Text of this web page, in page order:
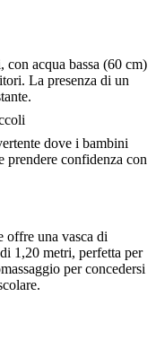
acqua bassa (60 cm)
La presenza di un
dove i bambini
prendere confidenza con
offre una vasca di
1,20 metri, perfetta per
per concedersi